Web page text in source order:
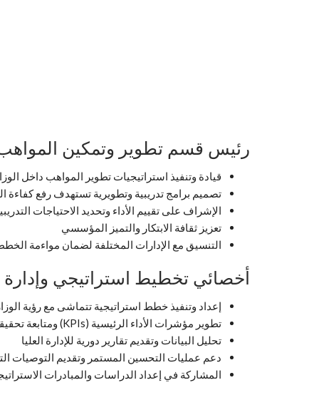
رئيس قسم تطوير وتمكين
قيادة وتنفيذ استراتيجيات تطوير المواهب داخل
تصميم برامج تدريبية وتطويرية تستهدف رفع كفاءة
الإشراف على تقييم الأداء وتحديد الاحتياجات
تعزيز ثقافة الابتكار والتميز المؤسسي
التنسيق مع الإدارات المختلفة لضمان مواءمة
أخصائي تخطيط استراتيجي وإدارة
إعداد وتنفيذ خطط استراتيجية تتماشى مع رؤية
تطوير مؤشرات الأداء الرئيسية (KPIs) ومتابعة تحقيقها
تحليل البيانات وتقديم تقارير دورية للإدارة العليا
دعم عمليات التحسين المستمر وتقديم التوصيات
المشاركة في إعداد الدراسات والمبادرات